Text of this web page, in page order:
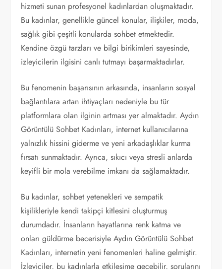
hizmeti sunan profesyonel kadınlardan oluşmaktadır.
Bu kadınlar, genellikle güncel konular, ilişkiler, moda,
sağlık gibi çeşitli konularda sohbet etmektedir.
Kendine özgü tarzları ve bilgi birikimleri sayesinde,
izleyicilerin ilgisini canlı tutmayı başarmaktadırlar.
Bu fenomenin başarısının arkasında, insanların sosyal
bağlantılara artan ihtiyaçları nedeniyle bu tür
platformlara olan ilginin artması yer almaktadır. Aydın
Görüntülü Sohbet Kadınları, internet kullanıcılarına
yalnızlık hissini giderme ve yeni arkadaşlıklar kurma
fırsatı sunmaktadır. Ayrıca, sıkıcı veya stresli anlarda
keyifli bir mola verebilme imkanı da sağlamaktadır.
Bu kadınlar, sohbet yetenekleri ve sempatik
kişilikleriyle kendi takipçi kitlesini oluşturmuş
durumdadır. İnsanların hayatlarına renk katma ve
onları güldürme becerisiyle Aydın Görüntülü Sohbet
Kadınları, internetin yeni fenomenleri haline gelmiştir.
İzleyiciler, bu kadınlarla etkileşime geçebilir, sorularını